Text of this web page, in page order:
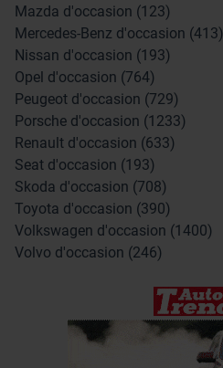
Mazda d'occasion (123)
Mercedes-Benz d'occasion (413)
Nissan d'occasion (193)
Opel d'occasion (764)
Peugeot d'occasion (729)
Porsche d'occasion (1233)
Renault d'occasion (633)
Seat d'occasion (193)
Skoda d'occasion (708)
Toyota d'occasion (390)
Volkswagen d'occasion (1400)
Volvo d'occasion (246)